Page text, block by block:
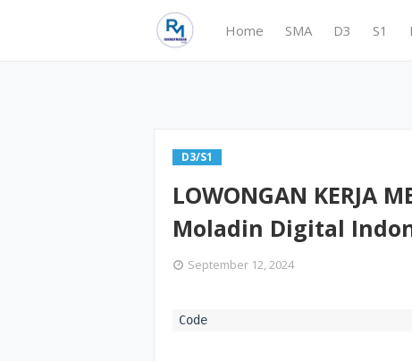
Home SMA D3 S1
D3/S1
LOWONGAN KERJA
Moladin Digital
September 12, 2024